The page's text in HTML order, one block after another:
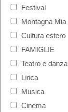
Festival
Montagna Mia
Cultura estero
FAMIGLIE
Teatro e danza
Lirica
Musica
Cinema